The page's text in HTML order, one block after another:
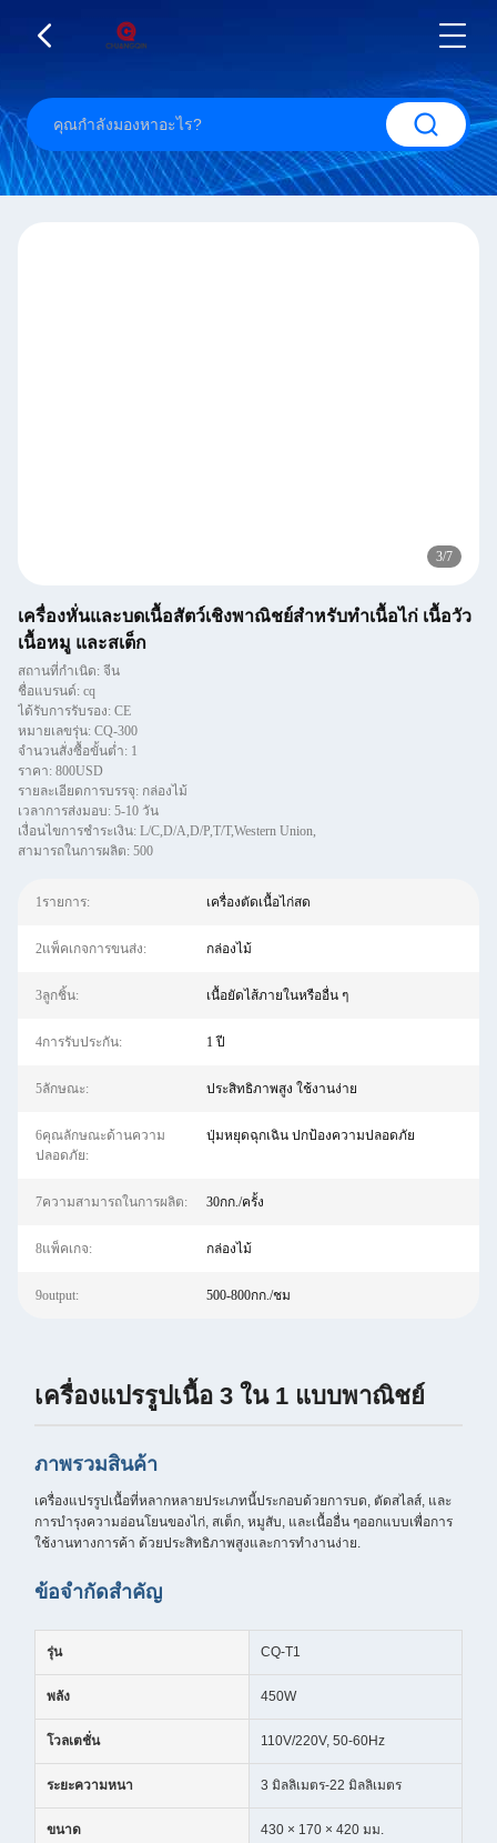
3/7
เครื่องหั่นและบดเนื้อสัตว์เชิงพาณิชย์สำหรับทำเนื้อไก่ เนื้อวัว
เนื้อหมู และสเต็ก
สถานที่กำเนิด: จีน
ชื่อแบรนด์: cq
ได้รับการรับรอง: CE
หมายเลขรุ่น: CQ-300
จำนวนสั่งซื้อขั้นต่ำ: 1
ราคา: 800USD
รายละเอียดการบรรจุ: กล่องไม้
เวลาการส่งมอบ: 5-10 วัน
เงื่อนไขการชำระเงิน: L/C,D/A,D/P,T/T,Western Union,
สามารถในการผลิต: 500
1รายการ: เครื่องตัดเนื้อไก่สด
2แพ็คเกจการขนส่ง: กล่องไม้
3ลูกชิ้น: เนื้อยัดไส้ภายในหรืออื่น ๆ
4การรับประกัน: 1 ปี
5ลักษณะ: ประสิทธิภาพสูง ใช้งานง่าย
6คุณลักษณะด้านความ
ปลอดภัย:
ปุ่มหยุดฉุกเฉิน ปกป้องความปลอดภัย
7ความสามารถในการผลิต: 30กก./ครั้ง
8แพ็คเกจ: กล่องไม้
9output: 500-800กก./ชม
เครื่องแปรรูปเนื้อ 3 ใน 1 แบบพาณิชย์
ภาพรวมสินค้า
เครื่องแปรรูปเนื้อที่หลากหลายประเภทนี้ประกอบด้วยการบด, ตัดสไลส์, และ
การบํารุงความอ่อนโยนของไก่, สเต็ก, หมูสับ, และเนื้ออื่น ๆออกแบบเพื่อการ
ใช้งานทางการค้า ด้วยประสิทธิภาพสูงและการทํางานง่าย.
ข้อจํากัดสําคัญ
รุ่น CQ-T1
พลัง 450W
โวลเตชั่น 110V/220V, 50-60Hz
ระยะความหนา 3 มิลลิเมตร-22 มิลลิเมตร
ขนาด 430 × 170 × 420 มม.